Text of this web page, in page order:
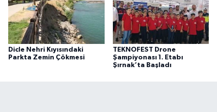
Dicle Nehri Kıyısındaki
Parkta Zemin Çökmesi
TEKNOFEST Drone
Şampiyonası 1. Etabı
Şırnak’ta Başladı